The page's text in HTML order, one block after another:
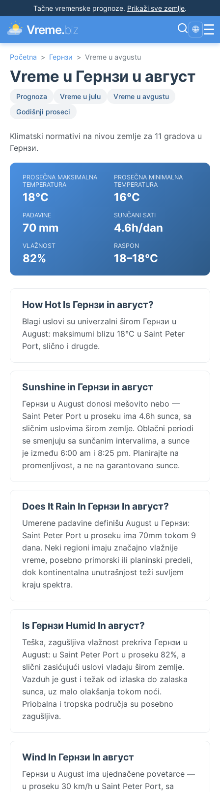
Tačne vremenske prognoze. Prikaži sve zemlje.
Vreme.biz 🌐 ☰
Početna > Гернзи > Vreme u avgustu
Vreme u Гернзи u август
Prognoza Vreme u julu
Vreme u avgustu
Godišnji proseci
Klimatski normativi na nivou zemlje za 11 gradova u
Гернзи.
PROSEČNA MAKSIMALNA
TEMPERATURA
18°C
PROSEČNA MINIMALNA
TEMPERATURA
16°C
PADAVINE
70 mm
SUNČANI SATI
4.6h/dan
VLAŽNOST
82%
RASPON
18–18°C
How Hot Is Гернзи in август?
Blagi uslovi su univerzalni širom Гернзи u
August: maksimumi blizu 18°C u Saint Peter
Port, slično i drugde.
Sunshine in Гернзи in август
Гернзи u August donosi mešovito nebo —
Saint Peter Port u proseku ima 4.6h sunca, sa
sličnim uslovima širom zemlje. Oblačni periodi
se smenjuju sa sunčanim intervalima, a sunce
je između 6:00 am i 8:25 pm. Planirajte na
promenljivost, a ne na garantovano sunce.
Does It Rain In Гернзи In август?
Umerene padavine definišu August u Гернзи:
Saint Peter Port u proseku ima 70mm tokom 9
dana. Neki regioni imaju značajno vlažnije
vreme, posebno primorski ili planinski predeli,
dok kontinentalna unutrašnjost teži suvljem
kraju spektra.
Is Гернзи Humid In август?
Teška, zagušljiva vlažnost prekriva Гернзи u
August: u Saint Peter Port u proseku 82%, a
slični zasićujući uslovi vladaju širom zemlje.
Vazduh je gust i težak od izlaska do zalaska
sunca, uz malo olakšanja tokom noći.
Priobalna i tropska područja su posebno
zagušljiva.
Wind In Гернзи In август
Гернзи u August ima ujednačene povetarce —
u proseku 30 km/h u Saint Peter Port, sa